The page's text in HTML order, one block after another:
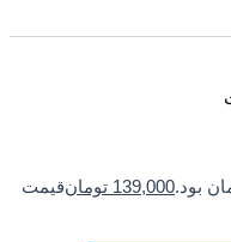
139,000 تومانقیمت